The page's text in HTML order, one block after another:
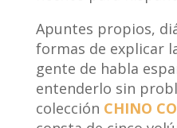
Apuntes propios,
formas de explicar
gente de habla
entenderlo sin
colección CHINO